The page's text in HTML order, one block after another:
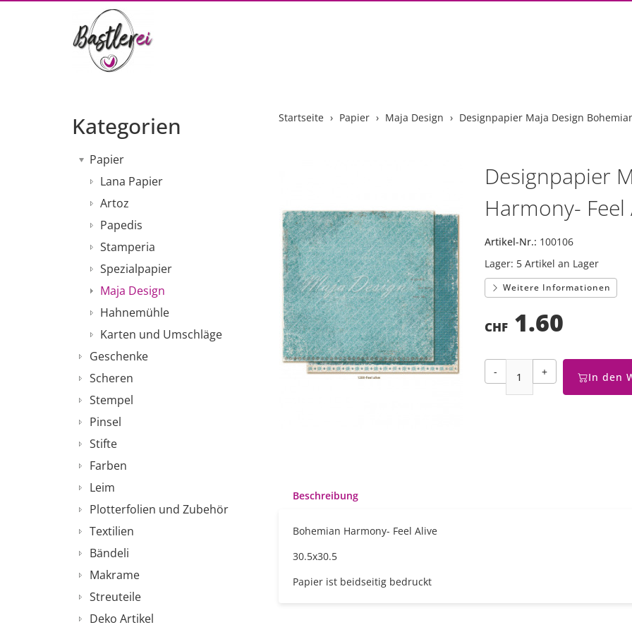
Startseite Papier Maja Design Designpapier Maja Design
Designpapier
Harmony- Feel
Artikel-Nr.: 100106
Lager: 5 Artikel an Lager
Weitere Informationen
CHF 1.60
- + In den
Beschreibung
Bohemian Harmony- Feel Alive
30.5x30.5
Papier ist beidseitig bedruckt
Kategorien
Papier
Lana Papier
Artoz
Papedis
Stamperia
Spezialpapier
Maja Design
Hahnemühle
Karten und Umschläge
Geschenke
Scheren
Stempel
Pinsel
Stifte
Farben
Leim
Plotterfolien und Zubehör
Textilien
Bändeli
Makrame
Streuteile
Deko Artikel